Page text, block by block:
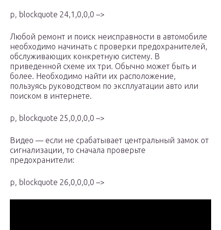
p, blockquote 24,1,0,0,0 –>
Любой ремонт и поиск неисправности в автомобиле
необходимо начинать с проверки предохранителей,
обслуживающих конкретную систему. В
приведенной схеме их три. Обычно может быть и
более. Необходимо найти их расположение,
пользуясь руководством по эксплуатации авто или
поиском в интернете.
p, blockquote 25,0,0,0,0 –>
Видео — если не срабатывает центральный замок от
сигнализации, то сначала проверьте
предохранители:
p, blockquote 26,0,0,0,0 –>